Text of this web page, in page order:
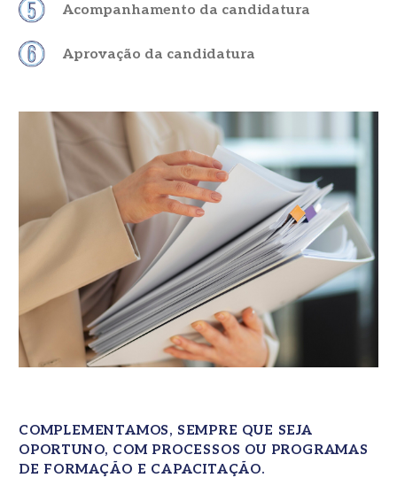
Acompanhamento da candidatura
Aprovação da candidatura
COMPLEMENTAMOS, SEMPRE QUE SEJA
OPORTUNO, COM PROCESSOS OU PROGRAMAS
DE FORMAÇÃO E CAPACITAÇÃO.